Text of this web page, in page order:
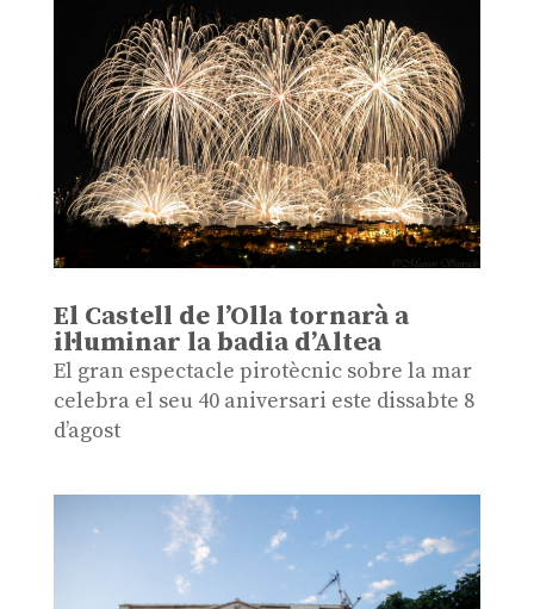
El Castell de l’Olla tornarà a
il·luminar la badia d’Altea
El gran espectacle pirotècnic sobre la mar
celebra el seu 40 aniversari este dissabte 8
d’agost